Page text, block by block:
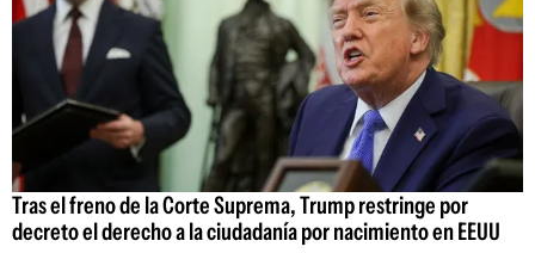
Tras el freno de la Corte Suprema, Trump restringe por
decreto el derecho a la ciudadanía por nacimiento en EEUU